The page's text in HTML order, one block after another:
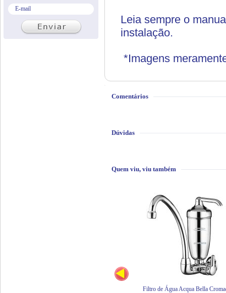
Leia sempre o
instalação.
*Imagens
Comentários
Dúvidas
Quem viu, viu também
Filtro de Água Acqua Bella